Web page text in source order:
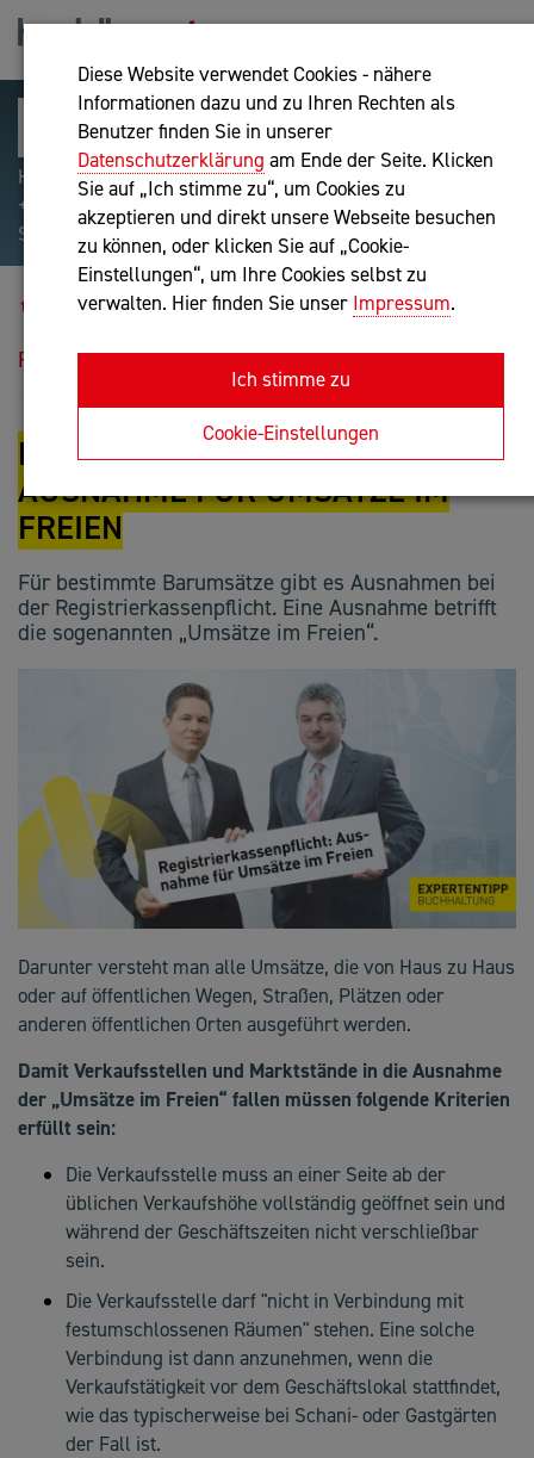
Diese Website verwendet Cookies - nähere
Informationen dazu und zu Ihren Rechten als
Benutzer finden Sie in unserer
Datenschutzerklärung am Ende der Seite. Klicken
Sie auf „Ich stimme zu“, um Cookies zu
akzeptieren und direkt unsere Webseite besuchen
zu können, oder klicken Sie auf „Cookie-
Einstellungen“, um Ihre Cookies selbst zu
verwalten. Hier finden Sie unser Impressum.
Ich stimme zu
Cookie-Einstellungen
Hilfreiche Suchparameter: Begriff einschließen:
+webshop, Begriff ausschließen: -webshop, Exakter
Suchbegriff: "internet of things"
Blog
Freien
REGISTRIERKASSENPFLICHT:
AUSNAHME FÜR UMSÄTZE IM
FREIEN
Für bestimmte Barumsätze gibt es Ausnahmen bei
der Registrierkassenpflicht. Eine Ausnahme betrifft
die sogenannten „Umsätze im Freien“.
Darunter versteht man alle Umsätze, die von Haus zu Haus
oder auf öffentlichen Wegen, Straßen, Plätzen oder
anderen öffentlichen Orten ausgeführt werden.
Damit Verkaufsstellen und Marktstände in die Ausnahme
der „Umsätze im Freien“ fallen müssen folgende Kriterien
erfüllt sein:
Die Verkaufsstelle muss an einer Seite ab der
üblichen Verkaufshöhe vollständig geöffnet sein und
während der Geschäftszeiten nicht verschließbar
sein.
Die Verkaufsstelle darf "nicht in Verbindung mit
festumschlossenen Räumen" stehen. Eine solche
Verbindung ist dann anzunehmen, wenn die
Verkaufstätigkeit vor dem Geschäftslokal stattfindet,
wie das typischerweise bei Schani- oder Gastgärten
der Fall ist.